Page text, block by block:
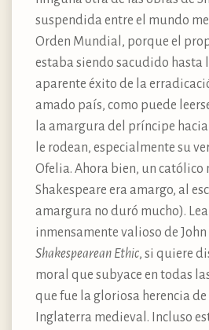
suspendida entre el mundo
Orden Mundial, porque el
estaba siendo sacudido hasta
aparente éxito de la
amado país, como puede
la amargura del príncipe
le rodean, especialmente su
Ofelia. Ahora bien, un católico
Shakespeare era amargo, al
amargura no duró mucho).
inmensamente valioso de John
Shakespearean Ethic, si quiere
moral que subyace en todas
que fue la gloriosa herencia de
Inglaterra medieval. Incluso